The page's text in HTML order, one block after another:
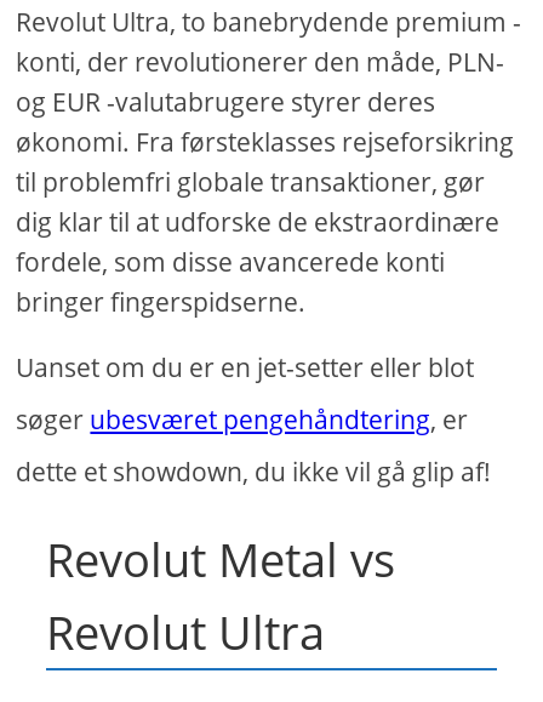
Revolut Ultra, to banebrydende premium -
konti, der revolutionerer den måde, PLN-
og EUR -valutabrugere styrer deres
økonomi. Fra førsteklasses rejseforsikring
til problemfri globale transaktioner, gør
dig klar til at udforske de ekstraordinære
fordele, som disse avancerede konti
bringer fingerspidserne.
Uanset om du er en jet-setter eller blot
søger ubesværet pengehåndtering, er
dette et showdown, du ikke vil gå glip af!
Revolut Metal vs
Revolut Ultra